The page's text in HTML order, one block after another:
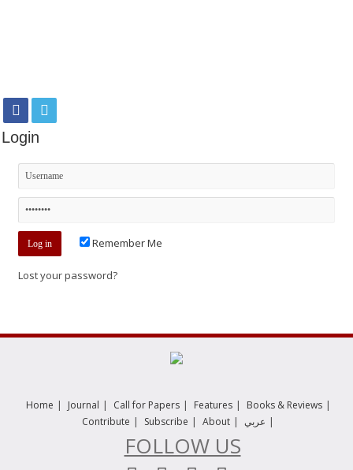
Login
Remember Me
Lost your password?
Home | Journal | Call for Papers | Features | Books & Reviews |
Contribute | Subscribe | About | عربي |
FOLLOW US